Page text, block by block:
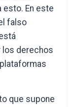
esto. En este
falso
los derechos
que supone